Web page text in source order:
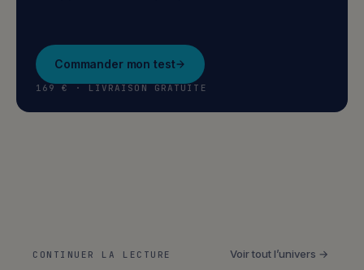
Commander mon test
169 € · LIVRAISON GRATUITE
CONTINUER LA LECTURE Voir tout l’univers →